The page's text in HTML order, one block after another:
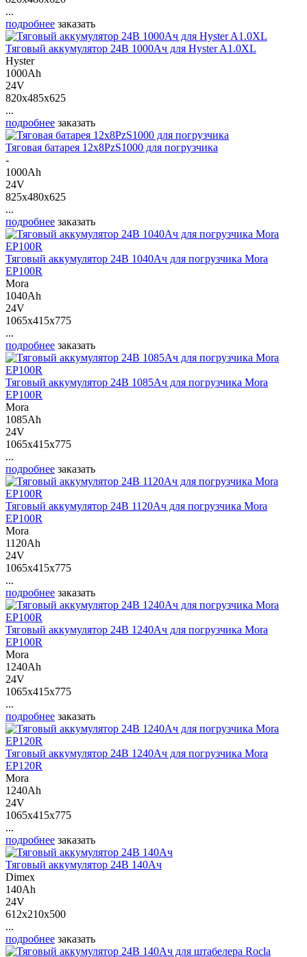
...
подробнее заказать
Тяговый аккумулятор 24В 1000Ач для Hyster A1.0XL
Hyster
1000Ah
24V
820x485x625
...
подробнее заказать
Тяговая батарея 12х8PzS1000 для погрузчика
-
1000Ah
24V
825x480x625
...
подробнее заказать
Тяговый аккумулятор 24В 1040Ач для погрузчика Mora
EP100R
Mora
1040Ah
24V
1065x415x775
...
подробнее заказать
Тяговый аккумулятор 24В 1085Ач для погрузчика Mora
EP100R
Mora
1085Ah
24V
1065x415x775
...
подробнее заказать
Тяговый аккумулятор 24В 1120Ач для погрузчика Mora
EP100R
Mora
1120Ah
24V
1065x415x775
...
подробнее заказать
Тяговый аккумулятор 24В 1240Ач для погрузчика Mora
EP100R
Mora
1240Ah
24V
1065x415x775
...
подробнее заказать
Тяговый аккумулятор 24В 1240Ач для погрузчика Mora
EP120R
Mora
1240Ah
24V
1065x415x775
...
подробнее заказать
Тяговый аккумулятор 24В 140Ач
Dimex
140Ah
24V
612x210x500
...
подробнее заказать